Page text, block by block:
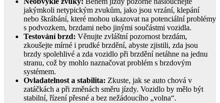
jakýmkoli netypickým zvukům, jako jsou vrzání, klepání
nebo škrábání, které mohou ukazovat na potenciální problémy
s podvozkem, brzdami nebo jinými součástmi vozidla.
Testování brzd: Věnujte zvláštní pozornost brzdám,
zkoušejte mírné i prudké brzdění, abyste zjistili, zda jsou
brzdy spolehlivé a zda vozidlo při brzdění netáhne na jednu
stranu, což by mohlo naznačovat problém s brzdovým
systémem.
Ovladatelnost a stabilita: Zkuste, jak se auto chová v
zatáčkách a při změnách směru jízdy. Vozidlo by mělo být
stabilní, řízení přesné a bez nežádoucího „volna“.